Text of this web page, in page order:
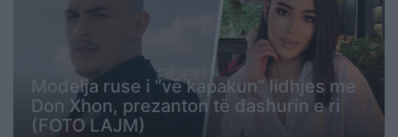
Modelja ruse i “vë kapakun” lidhjes me
Don Xhon, prezanton të dashurin e ri
(FOTO LAJM)